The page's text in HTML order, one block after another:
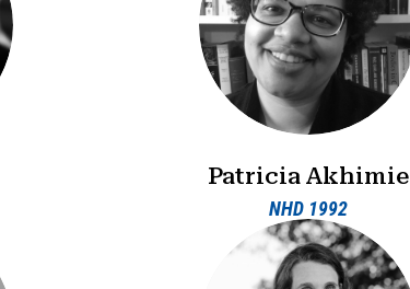
Patricia Akhimie
NHD 1992